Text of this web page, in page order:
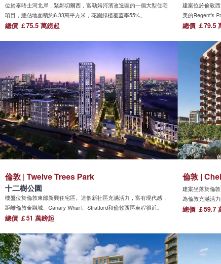
位於泰晤士河北岸，緊鄰切爾西，富勒姆河濱改造區的一個大型住宅
項目，總佔地面積約6.33萬平方米，花園綠植覆蓋率55%。
總價 ￡75.5 萬鎊起
建案位於倫敦
美的Regent's
業配套，步行
總價 ￡79.5
倫敦 | Twelve Trees Park
十二樹公園
樓盤位於倫敦東部新興住宅區。這個新社區充滿活力，富有現代感，
距離倫敦金融城、Canary Wharf、Stratford和倫敦西區車程很近。
總價 ￡51 萬鎊起
倫敦 |
建案坐落於倫
為倫敦充滿活
晤士河畔，周
總價 ￡59.7